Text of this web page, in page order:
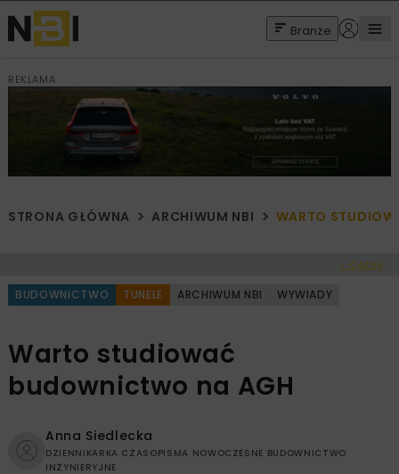
Branże
REKLAMA
STRONA GŁÓWNA ARCHIWUM NBI WARTO
< Cofnij
BUDOWNICTWO TUNELE ARCHIWUM NBI WYWIADY
Warto studiować
budownictwo na AGH
Anna Siedlecka
DZIENNIKARKA CZASOPISMA NOWOCZESNE BUDOWNICTWO
INŻYNIERYJNE